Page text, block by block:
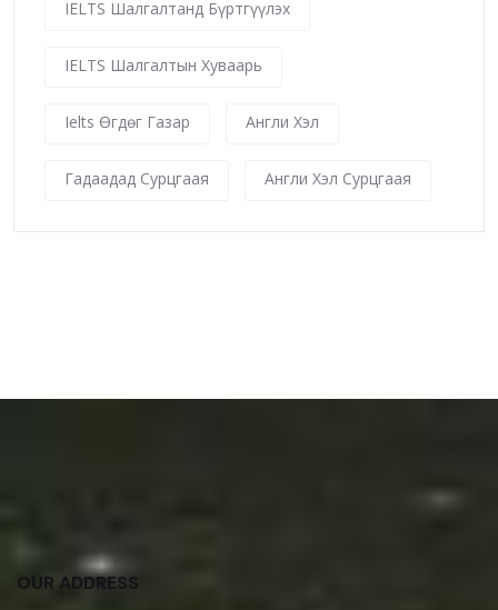
IELTS Шалгалтанд Бүртгүүлэх
IELTS Шалгалтын Хуваарь
Ielts Өгдөг Газар Англи Хэл
Гадаадад Сурцгаая Англи Хэл Сурцгаая
OUR ADDRESS